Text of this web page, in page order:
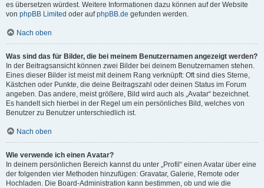
es übersetzen würdest. Weitere Informationen dazu können auf der Website
von phpBB Limited oder aufphpBB.de gefunden werden.
Nach oben
Was sind das für Bilder, die bei meinem Benutzernamen angezeigt werden?
In der Beitragsansicht können zwei Bilder bei deinem Benutzernamen stehen.
Eines dieser Bilder ist meist mit deinem Rang verknüpft: Oft sind dies Sterne,
Kästchen oder Punkte, die deine Beitragszahl oder deinen Status im Forum
angeben. Das andere, meist größere, Bild wird auch als „Avatar“ bezeichnet.
Es handelt sich hierbei in der Regel um ein persönliches Bild, welches von
Benutzer zu Benutzer unterschiedlich ist.
Nach oben
Wie verwende ich einen Avatar?
In deinem persönlichen Bereich kannst du unter „Profil“ einen Avatar über eine
der folgenden vier Methoden hinzufügen: Gravatar, Galerie, Remote oder
Hochladen. Die Board-Administration kann bestimmen, ob und wie die